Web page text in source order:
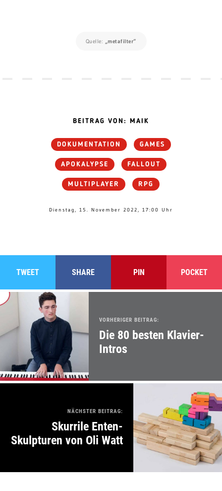
Quelle: „metafilter“
BEITRAG VON: MAIK
DOKUMENTATION GAMES
APOKALYPSE FALLOUT
MULTIPLAYER RPG
Dienstag, 15. November 2022, 17:00 Uhr
TWEET SHARE PIN POCKET
VORHERIGER BEITRAG:
Die 80 besten Klavier-
Intros
NÄCHSTER BEITRAG:
Skurrile Enten-
Skulpturen von Oli Watt